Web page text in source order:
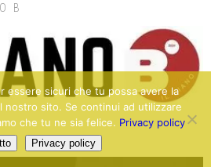
B
essere sicuri che tu possa avere la
nostro sito. Se continui ad utilizzare
che tu ne sia felice. Privacy policy
Privacy policy